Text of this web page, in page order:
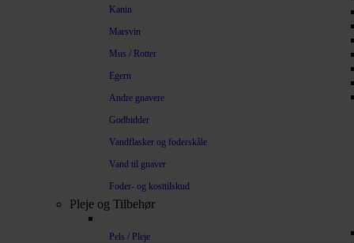
Kanin
Marsvin
Mus / Rotter
Egern
Andre gnavere
Godbidder
Vandflasker og foderskåle
Vand til gnaver
Foder- og kosttilskud
Pleje og Tilbehør
Pels / Pleje